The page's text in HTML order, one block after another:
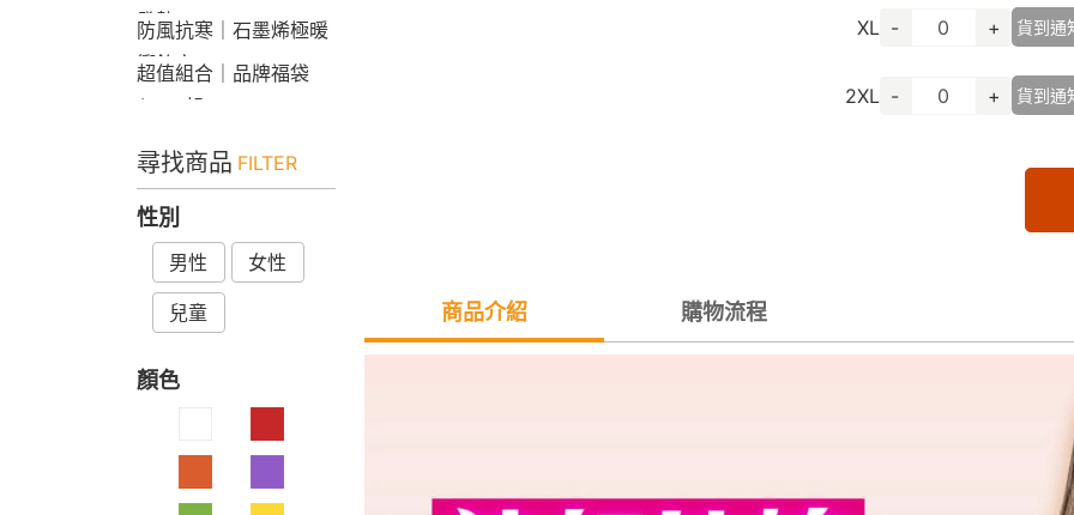
發熱Bra T
防風抗寒｜石墨烯極暖
衝鋒衣
超值組合｜品牌福袋
$599起
尋找商品 FILTER
性別
男性 女性
兒童
顏色
XL - + 貨到通
2XL - + 貨到通
商品介紹 購物流程